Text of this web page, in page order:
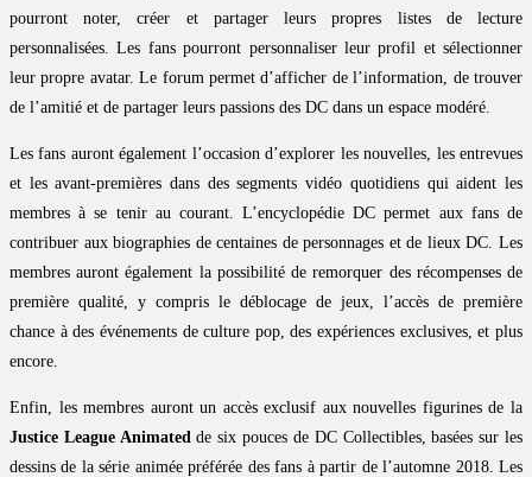
pourront noter, créer et partager leurs propres listes de lecture
personnalisées. Les fans pourront personnaliser leur profil et sélectionner
leur propre avatar. Le forum permet d’afficher de l’information, de trouver
de l’amitié et de partager leurs passions des DC dans un espace modéré.
Les fans auront également l’occasion d’explorer les nouvelles, les entrevues
et les avant-premières dans des segments vidéo quotidiens qui aident les
membres à se tenir au courant. L’encyclopédie DC permet aux fans de
contribuer aux biographies de centaines de personnages et de lieux DC. Les
membres auront également la possibilité de remorquer des récompenses de
première qualité, y compris le déblocage de jeux, l’accès de première
chance à des événements de culture pop, des expériences exclusives, et plus
encore.
Enfin, les membres auront un accès exclusif aux nouvelles figurines de la
Justice League Animatedde six pouces de DC Collectibles, basées sur les
dessins de la série animée préférée des fans à partir de l’automne 2018. Les